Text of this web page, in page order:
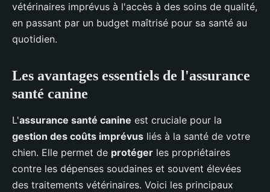
vétérinaires imprévus à l'accès à des soins de qualité,
en passant par un budget maîtrisé pour sa santé au
quotidien.
Les avantages essentiels de l'assurance
santé canine
L'assurance santé canine est cruciale pour la
gestion des coûts imprévus liés à la santé de votre
chien. Elle permet de protéger les propriétaires
contre les dépenses soudaines et souvent élevées
des traitements vétérinaires. Voici les principaux